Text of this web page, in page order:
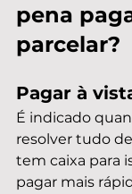
pena
parcelar?
Pagar à
É indicado
resolver tudo
tem caixa para
pagar mais